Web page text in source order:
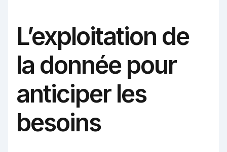
L’exploitation de
la donnée pour
anticiper les
besoins